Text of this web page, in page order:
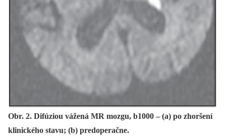
Obr. 2. Difúziou vážená MR mozgu, b1000 – (a) po zhoršení
klinického stavu; (b) predoperačne.